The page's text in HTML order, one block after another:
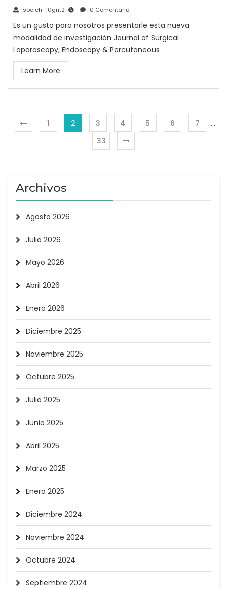
socich_l0gnt2 0 Comentario
Es un gusto para nosotros presentarle esta nueva
modalidad de investigación Journal of Surgical
Laparoscopy, Endoscopy & Percutaneous
Learn More
1 2 3 4 5 6 7
…
33
Archivos
Agosto 2026
Julio 2026
Mayo 2026
Abril 2026
Enero 2026
Diciembre 2025
Noviembre 2025
Octubre 2025
Julio 2025
Junio 2025
Abril 2025
Marzo 2025
Enero 2025
Diciembre 2024
Noviembre 2024
Octubre 2024
Septiembre 2024